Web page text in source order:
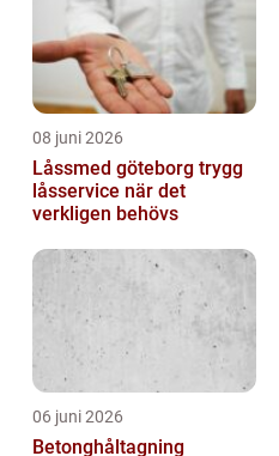
08 juni 2026
Låssmed göteborg trygg
låsservice när det
verkligen behövs
06 juni 2026
Betonghåltagning